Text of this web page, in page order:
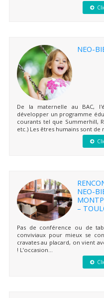
NEO-
De la maternelle au BAC,
développer un programme
courants tel que Summerhill,
etc.) Les êtres humains sont de
NEO-
–
Pas de conférence ou de
conviviaux pour mieux se
cravates au placard, on vient
! L’occasion...